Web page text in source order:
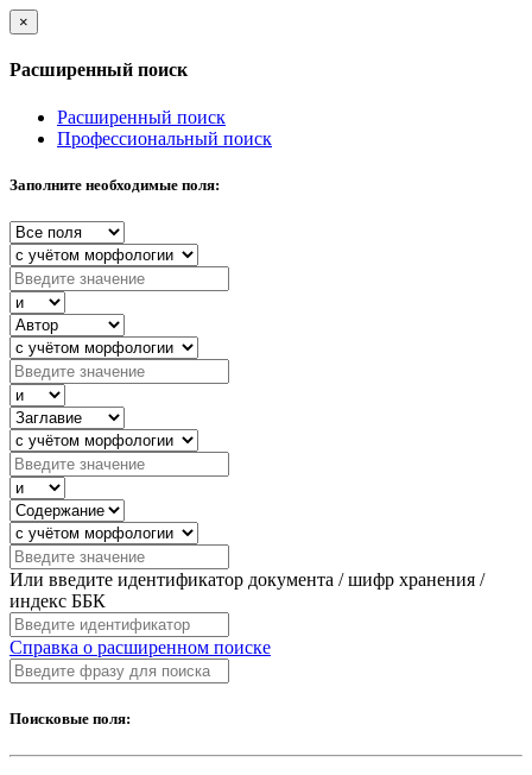
×
Расширенный поиск
Расширенный поиск
Профессиональный поиск
Заполните необходимые поля:
Или введите идентификатор документа / шифр хранения /
индекс ББК
Справка о расширенном поиске
Поисковые поля: